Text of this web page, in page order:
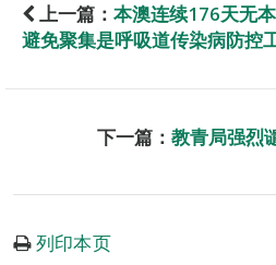
上一篇： 本澳连续176天无
避免聚集是呼吸道传染病防控
下一篇： 教青局强烈
列印本页